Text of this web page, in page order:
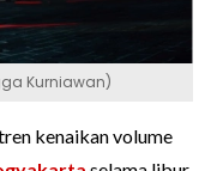
Kurniawan)
kenaikan volume